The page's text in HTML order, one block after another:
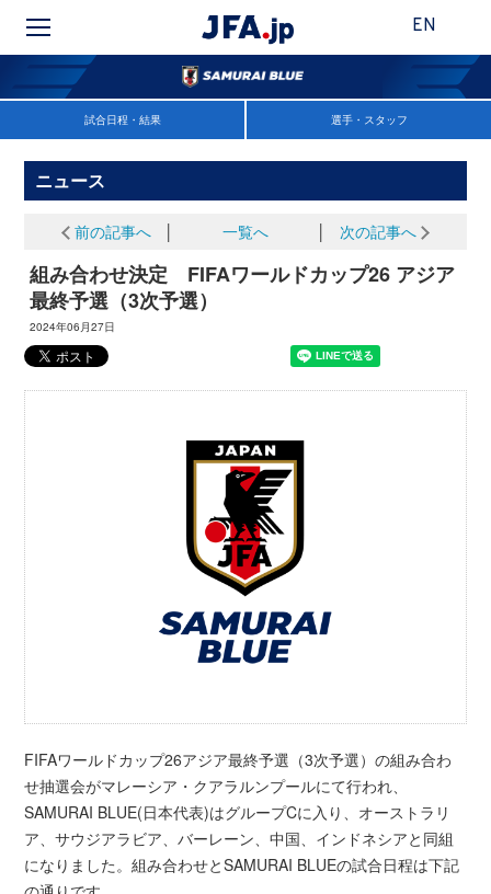
EN
試合日程・結果 選手・スタッフ
ニュース
前の記事へ 一覧へ 次の記事へ
組み合わせ決定 FIFAワールドカップ26 アジア
最終予選（3次予選）
2024年06月27日
FIFAワールドカップ26アジア最終予選（3次予選）の組み合わ
せ抽選会がマレーシア・クアラルンプールにて行われ、
SAMURAI BLUE(日本代表)はグループCに入り、オーストラリ
ア、サウジアラビア、バーレーン、中国、インドネシアと同組
になりました。組み合わせとSAMURAI BLUEの試合日程は下記